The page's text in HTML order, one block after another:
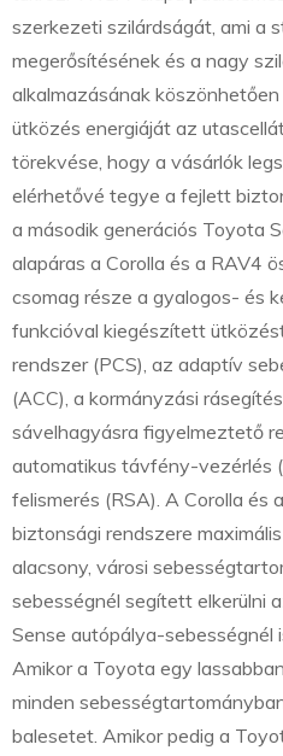
szerkezeti szilárdságát, ami a
megerősítésének és a nagy
alkalmazásának
ütközés energiáját az
törekvése, hogy a vásárlók
elérhetővé tegye a fejlett
a második generációs Toyota
alapáras a Corolla és a RAV4
csomag része a gyalogos- és
funkcióval kiegészített
rendszer (PCS), az adaptív
(ACC), a kormányzási
sávelhagyásra figyelmeztető
automatikus távfény-vezérlés
felismerés (RSA). A Corolla és
biztonsági rendszere
alacsony, városi
sebességnél segített elkerülni
Sense autópálya-
Amikor a Toyota egy
minden
balesetet. Amikor pedig a